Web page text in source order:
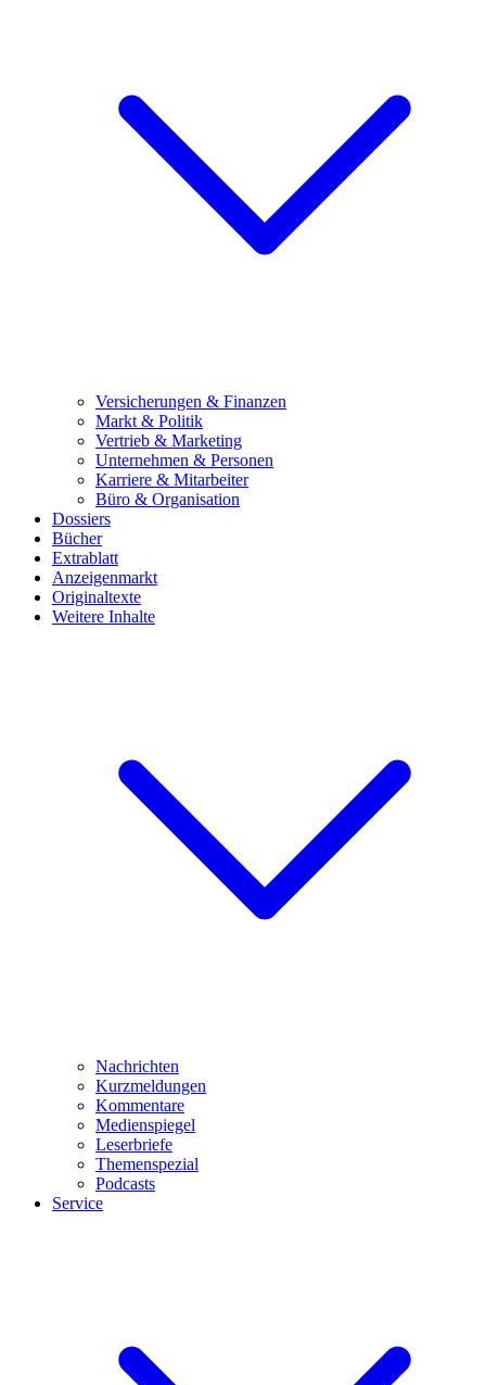
Versicherungen & Finanzen
Markt & Politik
Vertrieb & Marketing
Unternehmen & Personen
Karriere & Mitarbeiter
Büro & Organisation
Dossiers
Bücher
Extrablatt
Anzeigenmarkt
Originaltexte
Weitere Inhalte
Nachrichten
Kurzmeldungen
Kommentare
Medienspiegel
Leserbriefe
Themenspezial
Podcasts
Service